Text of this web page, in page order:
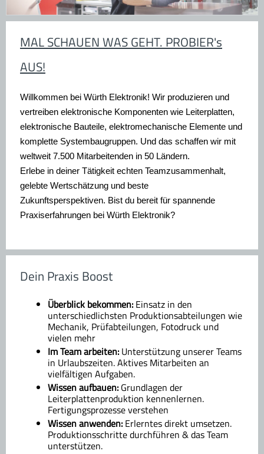
MAL SCHAUEN WAS GEHT. PROBIER's
AUS!
Willkommen bei Würth Elektronik! Wir produzieren und
vertreiben elektronische Komponenten wie Leiterplatten,
elektronische Bauteile, elektromechanische Elemente und
komplette Systembaugruppen. Und das schaffen wir mit
weltweit 7.500 Mitarbeitenden in 50 Ländern.
Erlebe in deiner Tätigkeit echten Teamzusammenhalt,
gelebte Wertschätzung und beste
Zukunftsperspektiven. Bist du bereit für spannende
Praxiserfahrungen bei Würth Elektronik?
Dein Praxis Boost
Überblick bekommen: Einsatz in den
unterschiedlichsten Produktionsabteilungen wie
Mechanik, Prüfabteilungen, Fotodruck und
vielen mehr
Im Team arbeiten: Unterstützung unserer Teams
in Urlaubszeiten. Aktives Mitarbeiten an
vielfältigen Aufgaben.
Wissen aufbauen: Grundlagen der
Leiterplattenproduktion kennenlernen.
Fertigungsprozesse verstehen
Wissen anwenden: Erlerntes direkt umsetzen.
Produktionsschritte durchführen & das Team
unterstützen.